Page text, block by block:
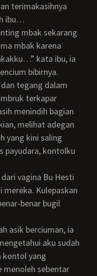
terimakasihnya
ibu…
mbak karena
kata ibu, ia
bibirnya.
terkapar
menindih bagian
melihat adegan
yang kini saling
payudara, kontolku
mereka. Kulepaskan
benar bugil
aku sudah
kontol yang
menoleh sebentar